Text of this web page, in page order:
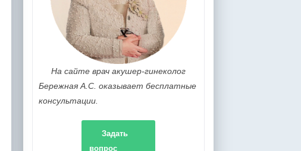
На сайте врач акушер-гинеколог
Бережная А.С. оказывает бесплатные
консультации.
Задать
вопрос